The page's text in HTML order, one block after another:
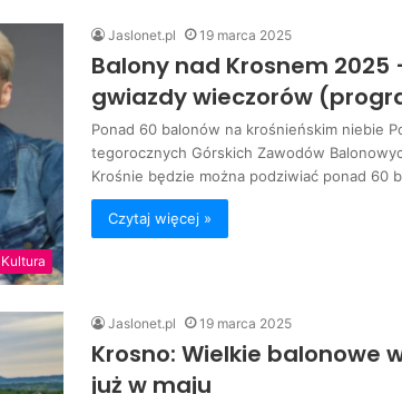
Kultura
Jaslonet.pl 19 marca 2025
Balony nad Krosnem 2025
gwiazdy wieczorów
Ponad 60 balonów na krośnieńskim niebie
tegorocznych Górskich Zawodów
Krośnie będzie można podziwiać ponad 60
Czytaj więcej »
Jaslonet.pl 19 marca 2025
Krosno: Wielkie balonowe
już w maju